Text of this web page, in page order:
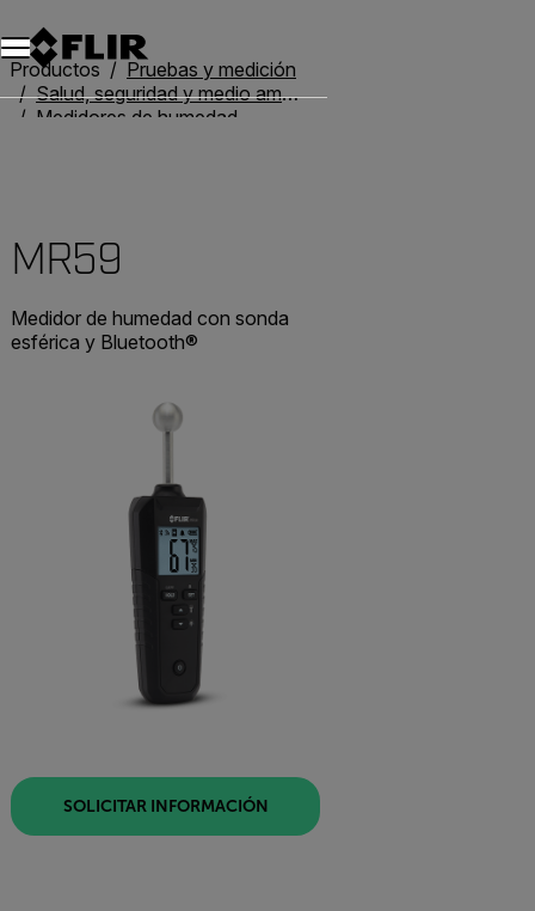
Productos
Pruebas y medición
Salud, seguridad y medio ambiente
Medidores de humedad
MR59
Medidor de humedad con sonda
esférica y Bluetooth®
SOLICITAR INFORMACIÓN